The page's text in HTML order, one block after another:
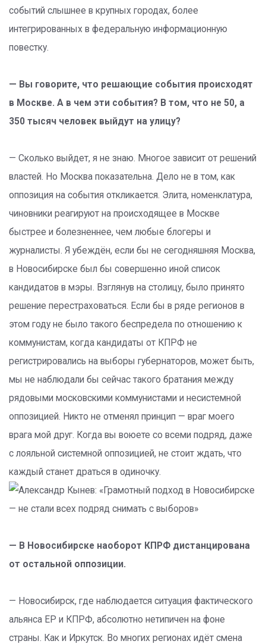
событий слышнее в крупных городах, более
интегрированных в федеральную информационную
повестку.
— Вы говорите, что решающие события происходят
в Москве. А в чем эти события? В том, что не 50, а
350 тысяч человек выйдут на улицу?
— Сколько выйдет, я не знаю. Многое зависит от решений
властей. Но Москва показательна. Дело не в том, как
оппозиция на события откликается. Элита, номенклатура,
чиновники реагируют на происходящее в Москве
быстрее и болезненнее, чем любые блогеры и
журналисты. Я убеждён, если бы не сегодняшняя Москва,
в Новосибирске был бы совершенно иной список
кандидатов в мэры. Взглянув на столицу, было принято
решение перестраховаться. Если бы в ряде регионов в
этом году не было такого беспредела по отношению к
коммунистам, когда кандидаты от КПРФ не
регистрировались на выборы губернаторов, может быть,
мы не наблюдали бы сейчас такого братания между
рядовыми московскими коммунистами и несистемной
оппозицией. Никто не отменял принцип — враг моего
врага мой друг. Когда вы воюете со всеми подряд, даже
с лояльной системной оппозицией, не стоит ждать, что
каждый станет драться в одиночку.
— В Новосибирске наоборот КПРФ дистанцирована
от остальной оппозиции.
— Новосибирск, где наблюдается ситуация фактического
альянса ЕР и КПРФ, абсолютно нетипичен на фоне
страны. Как и Иркутск. Во многих регионах идёт смена